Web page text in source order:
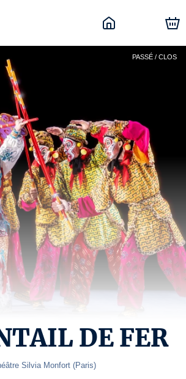
PASSÉ / CLOS
DE FER
Silvia Monfort (Paris)